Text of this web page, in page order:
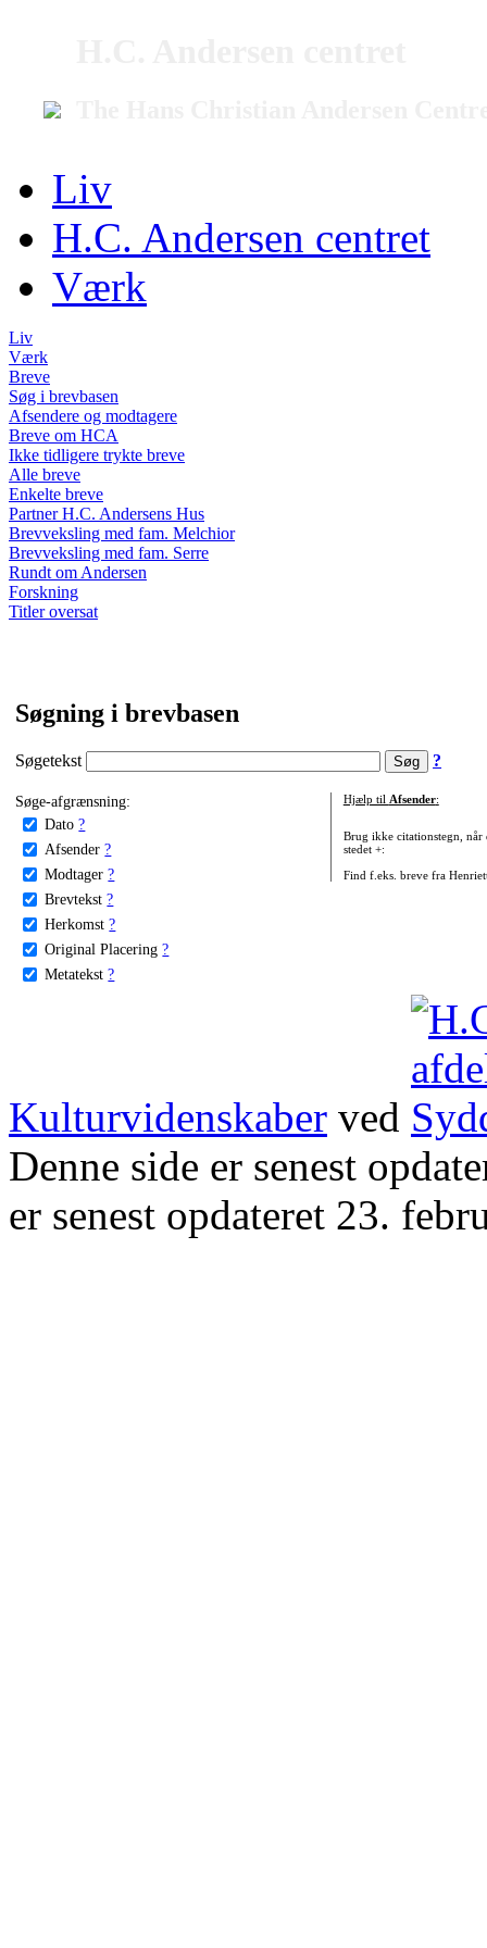
Liv
H.C. Andersen centret
Værk
Liv
Værk
Breve
Søg i brevbasen
Afsendere og modtagere
Breve om HCA
Ikke tidligere trykte breve
Alle breve
Enkelte breve
Partner H.C. Andersens Hus
Brevveksling med fam. Melchior
Brevveksling med fam. Serre
Rundt om Andersen
Forskning
Titler oversat
Søgning i brevbasen
Søgetekst ?
Søge-afgrænsning:
Dato ?
Afsender ?
Modtager ?
Brevtekst ?
Herkomst ?
Original Placering ?
Metatekst ?
Hjælp til Afsender:
Brug ikke citationstegn, når
stedet +:
Find f.eks. breve fra
Kulturvidenskaber ved
Denne side er senest
er senest opdateret 23.